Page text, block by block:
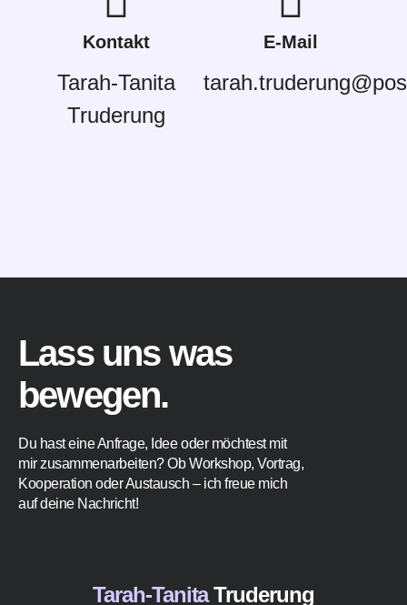
Kontakt
Tarah-Tanita
Truderung
E-Mail
Lass uns was
bewegen.
Du hast eine Anfrage, Idee oder möchtest mit
mir zusammenarbeiten? Ob Workshop, Vortrag,
Kooperation oder Austausch – ich freue mich
auf deine Nachricht!
Tarah-TanitaTruderung